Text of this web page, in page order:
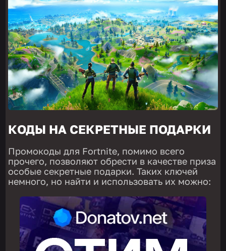
КОДЫ НА СЕКРЕТНЫЕ ПОДАРКИ
Промокоды для Fortnite, помимо всего
прочего, позволяют обрести в качестве приза
особые секретные подарки. Таких ключей
немного, но найти и использовать их можно: